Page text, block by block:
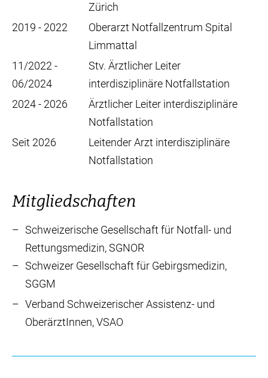
Zürich
2019 - 2022
Oberarzt Notfallzentrum Spital
Limmattal
11/2022 -
06/2024
Stv. Ärztlicher Leiter
interdisziplinäre Notfallstation
2024 - 2026
Ärztlicher Leiter interdisziplinäre
Notfallstation
Seit 2026
Leitender Arzt interdisziplinäre
Notfallstation
Mitgliedschaften
Schweizerische Gesellschaft für Notfall- und
Rettungsmedizin, SGNOR
Schweizer Gesellschaft für Gebirgsmedizin,
SGGM
Verband Schweizerischer Assistenz- und
OberärztInnen, VSAO